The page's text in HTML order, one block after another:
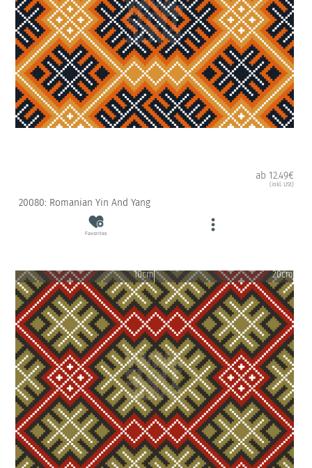
ab 12.49€
(inkl. USt)
20080: Romanian Yin And Yang
Favorites
10cm 20cm